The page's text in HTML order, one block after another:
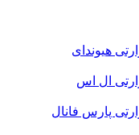
هیوندای
ال اس
پارس فانال